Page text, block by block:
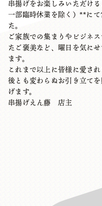
串揚げをお楽しみいただけ
一部臨時休業を除く）**に
た。
ご家族での集まりやビジネ
たご褒美など、曜日を気に
ます。
これまで以上に皆様に愛さ
後とも変わらぬお引き立て
げます。
串揚げえん藤 店主